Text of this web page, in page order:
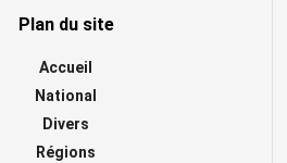
Plan du site
Accueil
National
Divers
Régions